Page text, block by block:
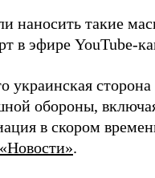
наносить такие
в эфире YouTube-
украинская
обороны,
в скором
.